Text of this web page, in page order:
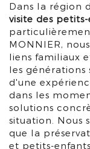
Dans la région
visite des
MONNIER,
liens familiaux
les générations
d'une
dans les
solutions
situation. Nous
que la
et petits-